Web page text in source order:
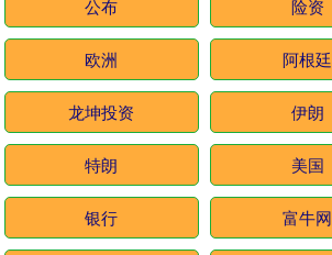
公布 险资
欧洲 阿根廷
龙坤投资 伊朗
特朗 美国
银行 富牛网